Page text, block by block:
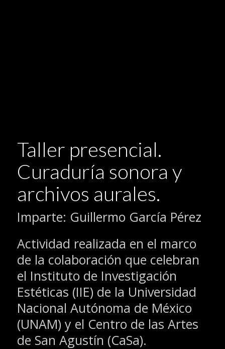
Taller presencial.
Curaduría sonora y
archivos aurales.
Imparte: Guillermo García Pérez
Actividad realizada en el marco
de la colaboración que celebran
el Instituto de Investigación
Estéticas (IIE) de la Universidad
Nacional Autónoma de México
(UNAM) y el Centro de las Artes
de San Agustín (CaSa).